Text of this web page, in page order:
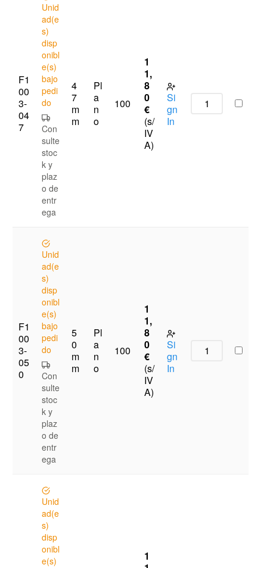
F1
00
3-
04
7
Unid
ad(e
s)
disp
onibl
e(s)
bajo
pedi
do
Con
sulte
stoc
k y
plaz
o de
entr
ega
4
7
m
m
Pl
a
n
o
100
1
1,
8
0
€
(s/
IV
A)
Si
gn
In
F1
00
3-
05
0
Unid
ad(e
s)
disp
onibl
e(s)
bajo
pedi
do
Con
sulte
stoc
k y
plaz
o de
entr
ega
5
0
m
m
Pl
a
n
o
100
1
1,
8
0
€
(s/
IV
A)
Si
gn
In
Unid
ad(e
s)
disp
onibl
e(s)
1